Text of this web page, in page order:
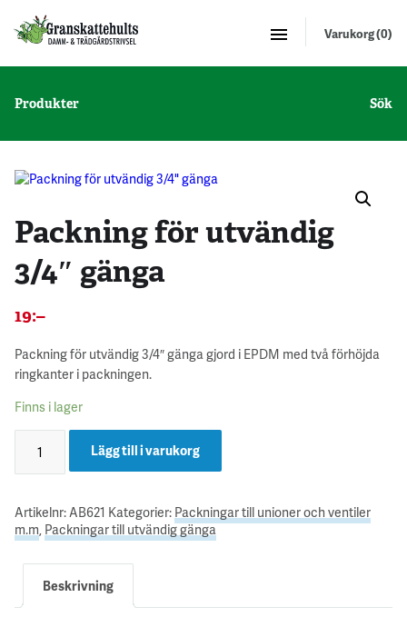
Varukorg (0)
Produkter Sök
Packning för utvändig
3/4″ gänga
19:–
Packning för utvändig 3/4″ gänga gjord i EPDM med två förhöjda
ringkanter i packningen.
Finns i lager
Lägg till i varukorg
Artikelnr: AB621 Kategorier: Packningar till unioner och ventiler
m.m Packningar till utvändig gänga
Beskrivning